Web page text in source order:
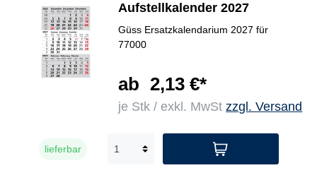
Aufstellkalender 2027
Güss Ersatzkalendarium 2027 für
77000
ab 2,13 €*
je Stk / exkl. MwStzzgl. Versand
lieferbar